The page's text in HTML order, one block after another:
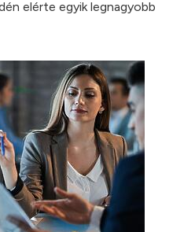
elérte egyik legnagyobb